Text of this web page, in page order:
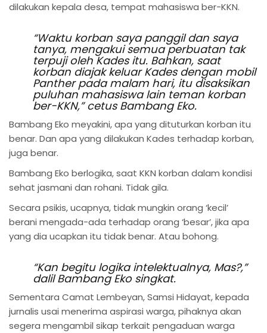
dilakukan kepala desa, tempat mahasiswa ber-KKN.
“Waktu korban saya panggil dan saya
tanya, mengakui semua perbuatan tak
terpuji oleh Kades itu. Bahkan, saat
korban diajak keluar Kades dengan mobil
Panther pada malam hari, itu disaksikan
puluhan mahasiswa lain teman korban
ber-KKN,” cetus Bambang Eko.
Bambang Eko meyakini, apa yang dituturkan korban itu
benar. Dan apa yang dilakukan Kades terhadap korban,
juga benar.
Bambang Eko berlogika, saat KKN korban dalam kondisi
sehat jasmani dan rohani. Tidak gila.
Secara psikis, ucapnya, tidak mungkin orang ‘kecil’
berani mengada-ada terhadap orang ‘besar’, jika apa
yang dia ucapkan itu tidak benar. Atau bohong.
“Kan begitu logika intelektualnya, Mas?,”
dalil Bambang Eko singkat.
Sementara Camat Lembeyan, Samsi Hidayat, kepada
jurnalis usai menerima aspirasi warga, pihaknya akan
segera mengambil sikap terkait pengaduan warga